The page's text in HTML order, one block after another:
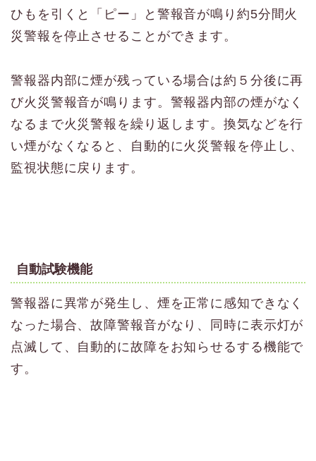
ひもを引くと「ピー」と警報音が鳴り約5分間火
災警報を停止させることができます。
警報器内部に煙が残っている場合は約５分後に再
び火災警報音が鳴ります。警報器内部の煙がなく
なるまで火災警報を繰り返します。換気などを行
い煙がなくなると、自動的に火災警報を停止し、
監視状態に戻ります。
自動試験機能
警報器に異常が発生し、煙を正常に感知できなく
なった場合、故障警報音がなり、同時に表示灯が
点滅して、自動的に故障をお知らせるする機能で
す。